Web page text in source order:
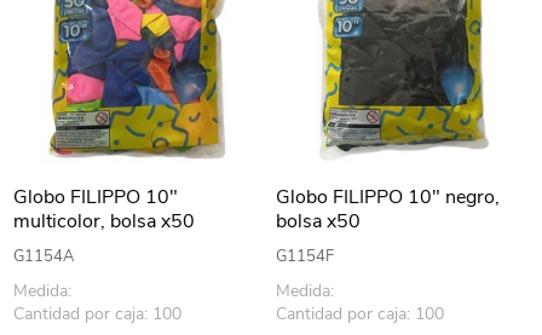
Globo FILIPPO 10"
multicolor, bolsa x50
G1154A
Medida:
Cantidad por caja: 100
Globo FILIPPO 10" negro,
bolsa x50
G1154F
Medida:
Cantidad por caja: 100